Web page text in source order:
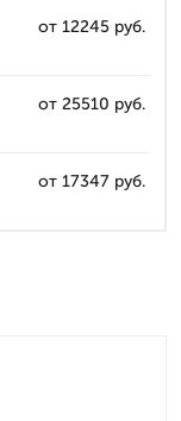
от 12245 руб.
от 25510 руб.
от 17347 руб.